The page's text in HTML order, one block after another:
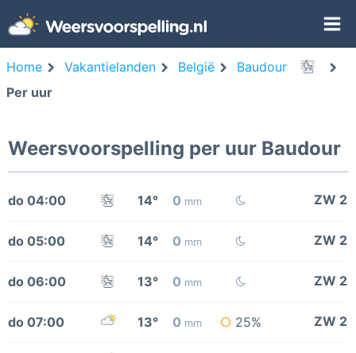
Home Vakantielanden België
Baudour
Per uur
Weersvoorspelling per uur Baudour
do 04:00 14° 0 mm ZW 2
do 05:00 14° 0 mm ZW 2
do 06:00 13° 0 mm ZW 2
do 07:00 13° 0 mm 25% ZW 2